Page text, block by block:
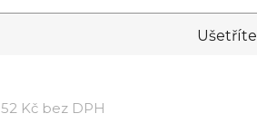
Ušetříte
52 Kč bez DPH